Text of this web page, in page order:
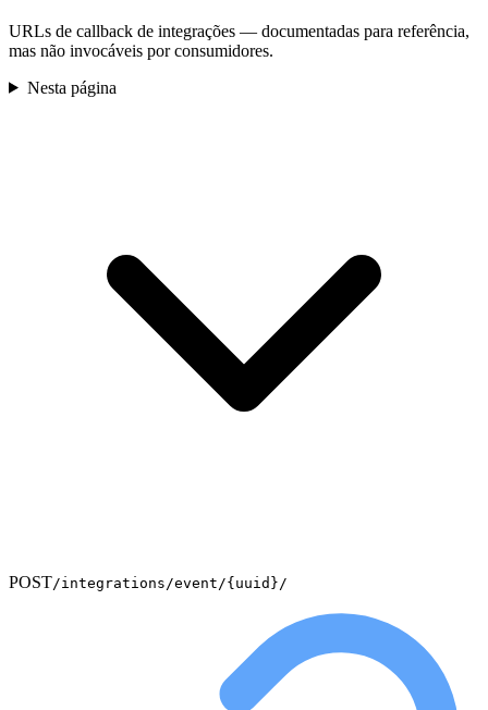
URLs de callback de integrações — documentadas para referência,
mas não invocáveis por consumidores.
Nesta página
POST/integrations/event/{uuid}/